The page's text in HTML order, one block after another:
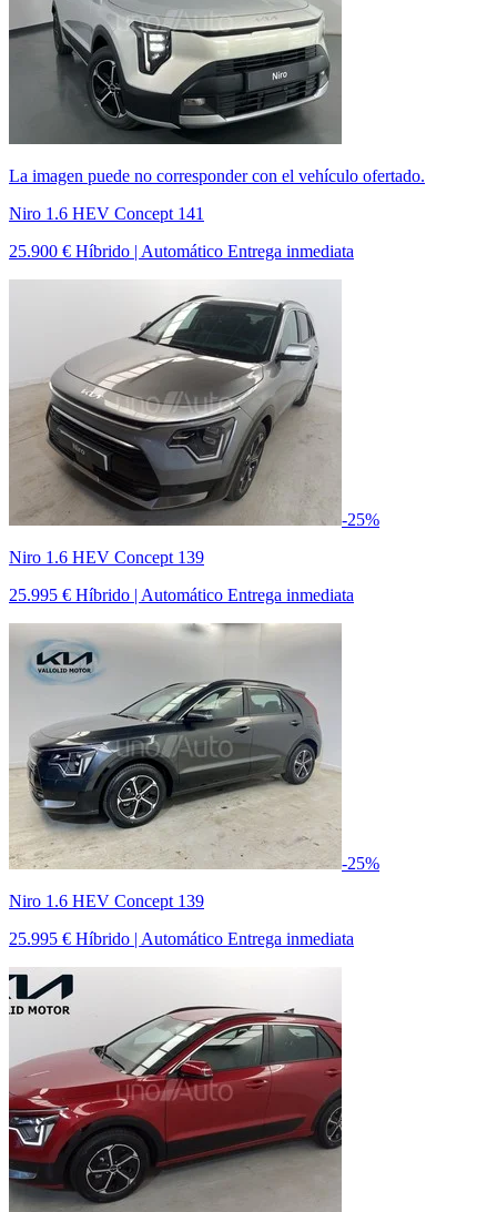
La imagen puede no corresponder con el vehículo ofertado.
Niro 1.6 HEV Concept 141
25.900 € Híbrido | Automático Entrega inmediata
-25%
Niro 1.6 HEV Concept 139
25.995 € Híbrido | Automático Entrega inmediata
-25%
Niro 1.6 HEV Concept 139
25.995 € Híbrido | Automático Entrega inmediata